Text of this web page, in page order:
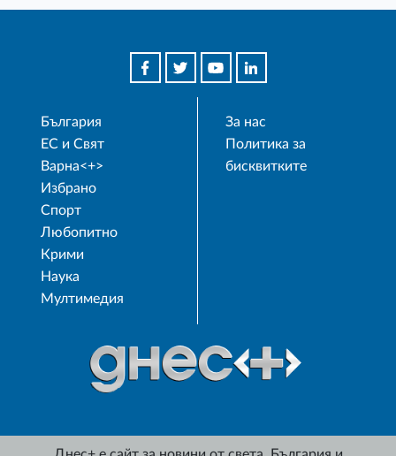
България
ЕС и Свят
Варна<+>
Избрано
Спорт
Любопитно
Крими
Наука
Мултимедия
За нас
Политика за
бисквитките